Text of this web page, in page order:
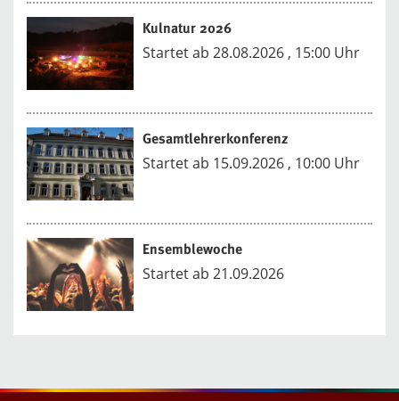
Kulnatur 2026
Startet ab 28.08.2026 , 15:00 Uhr
Gesamtlehrerkonferenz
Startet ab 15.09.2026 , 10:00 Uhr
Ensemblewoche
Startet ab 21.09.2026